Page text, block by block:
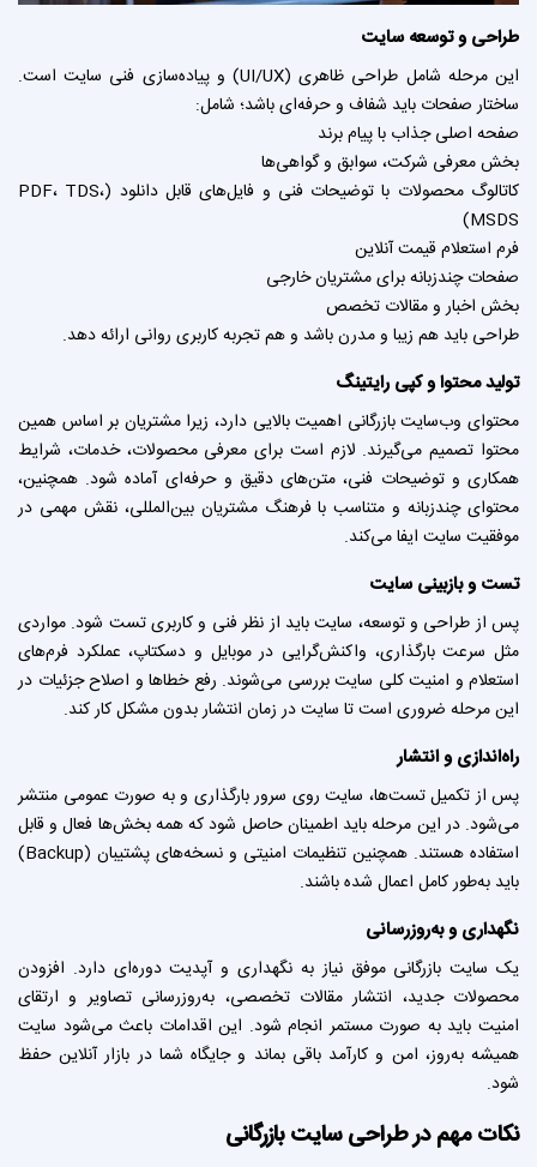
طراحی و توسعه سایت
این مرحله شامل طراحی ظاهری (UI/UX) و پیاده‌سازی فنی سایت است.
ساختار صفحات باید شفاف و حرفه‌ای باشد؛ شامل:
صفحه اصلی جذاب با پیام برند
بخش معرفی شرکت، سوابق و گواهی‌ها
کاتالوگ محصولات با توضیحات فنی و فایل‌های قابل دانلود (PDF، TDS،
MSDS)
فرم استعلام قیمت آنلاین
صفحات چندزبانه برای مشتریان خارجی
بخش اخبار و مقالات تخصص
طراحی باید هم زیبا و مدرن باشد و هم تجربه کاربری روانی ارائه دهد.
تولید محتوا و کپی‌ رایتینگ
محتوای وب‌سایت بازرگانی اهمیت بالایی دارد، زیرا مشتریان بر اساس همین
محتوا تصمیم می‌گیرند. لازم است برای معرفی محصولات، خدمات، شرایط
همکاری و توضیحات فنی، متن‌های دقیق و حرفه‌ای آماده شود. همچنین،
محتوای چندزبانه و متناسب با فرهنگ مشتریان بین‌المللی، نقش مهمی در
موفقیت سایت ایفا می‌کند.
تست و بازبینی سایت
پس از طراحی و توسعه، سایت باید از نظر فنی و کاربری تست شود. مواردی
مثل سرعت بارگذاری، واکنش‌گرایی در موبایل و دسکتاپ، عملکرد فرم‌های
استعلام و امنیت کلی سایت بررسی می‌شوند. رفع خطاها و اصلاح جزئیات در
این مرحله ضروری است تا سایت در زمان انتشار بدون مشکل کار کند.
راه‌اندازی و انتشار
پس از تکمیل تست‌ها، سایت روی سرور بارگذاری و به صورت عمومی منتشر
می‌شود. در این مرحله باید اطمینان حاصل شود که همه بخش‌ها فعال و قابل
استفاده هستند. همچنین تنظیمات امنیتی و نسخه‌های پشتیبان (Backup)
باید به‌طور کامل اعمال شده باشند.
نگهداری و به‌روزرسانی
یک سایت بازرگانی موفق نیاز به نگهداری و آپدیت دوره‌ای دارد. افزودن
محصولات جدید، انتشار مقالات تخصصی، به‌روزرسانی تصاویر و ارتقای
امنیت باید به صورت مستمر انجام شود. این اقدامات باعث می‌شود سایت
همیشه به‌روز، امن و کارآمد باقی بماند و جایگاه شما در بازار آنلاین حفظ
شود.
نکات مهم درطراحی سایتبازرگانی